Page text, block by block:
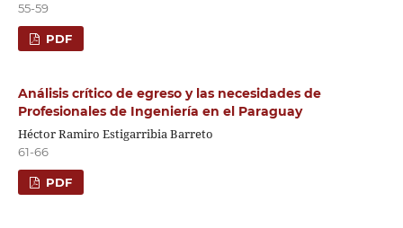
55-59
PDF
Análisis crítico de egreso y las necesidades de
Profesionales de Ingeniería en el Paraguay
Héctor Ramiro Estigarribia Barreto
61-66
PDF